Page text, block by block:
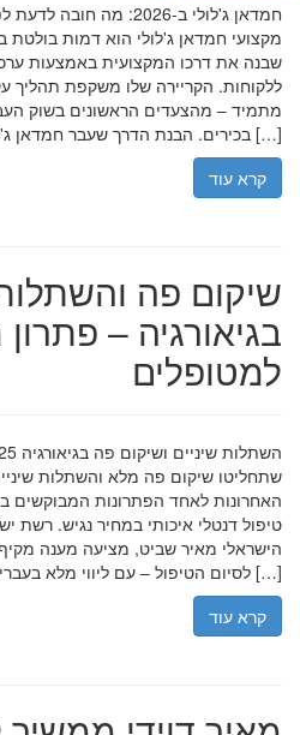
חמדאן ג'לולי ב-2026: מה
מקצועי חמדאן ג'לולי הוא דמות בולטת
שבנה את דרכו המקצועית באמצעות
ללקוחות. הקריירה שלו משקפת תהליך
מתמיד – מהצעדים הראשונים בשוק
בכירים. הבנת הדרך שעבר חמדאן ג'לולי מספקת […]
קרא עוד
שיקום פה
בגיאורגיה –
למטופלים
שתחליטו שיקום פה מלא והשתלות
האחרונות לאחד הפתרונות המבוקשים
טיפול דנטלי איכותי במחיר נגיש. רשת
הישראלי מאיר שביט, מציעה מענה
לסיום הטיפול – עם ליווי מלא בעברית […]
קרא עוד